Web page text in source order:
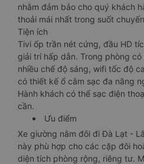
nhằm đảm bảo cho quý khách
thoải mái nhất trong suốt
Tiện ích
Tivi ốp trần nét cứng, đầu HD
giải trí hấp dẫn. Trong phòng
nhiều chế độ sáng, wifi tốc độ
có thiết kế ổ cắm sạc đa năng
Hành khách có thể sạc điện
cần.
Ưu điểm
Xe giường nằm đôi đi Đà Lạt -
này phù hợp cho các cặp đôi
diện tích phòng rộng, riêng tư.